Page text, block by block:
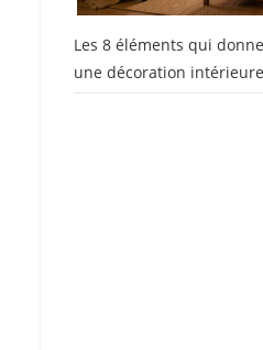
Les 8 éléments qui
une décoration